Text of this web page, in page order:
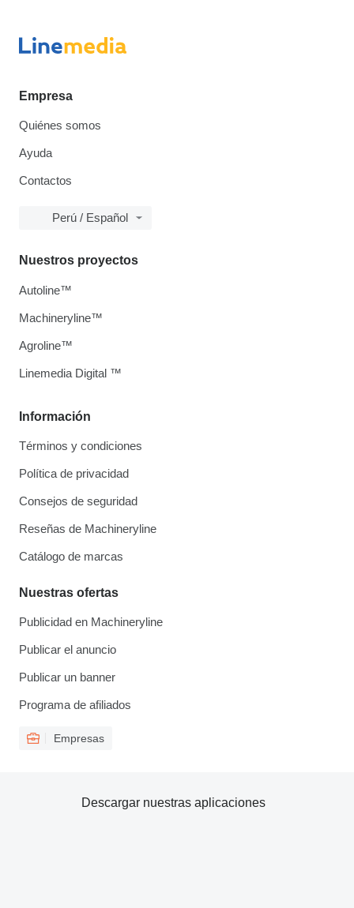
Empresa
Quiénes somos
Ayuda
Contactos
Perú / Español
Información
Términos y condiciones
Política de privacidad
Consejos de seguridad
Reseñas de Machineryline
Catálogo de marcas
Nuestras ofertas
Publicidad en Machineryline
Publicar el anuncio
Publicar un banner
Programa de afiliados
Empresas
Nuestros proyectos
Autoline™
Machineryline™
Agroline™
Linemedia Digital ™
Descargar nuestras aplicaciones